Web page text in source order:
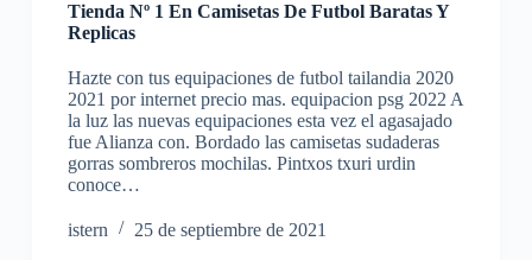
Tienda Nº 1 En Camisetas De Futbol Baratas Y
Replicas
Hazte con tus equipaciones de futbol tailandia 2020
2021 por internet precio mas. equipacion psg 2022 A
la luz las nuevas equipaciones esta vez el agasajado
fue Alianza con. Bordado las camisetas sudaderas
gorras sombreros mochilas. Pintxos txuri urdin
conoce…
istern 25 de septiembre de 2021